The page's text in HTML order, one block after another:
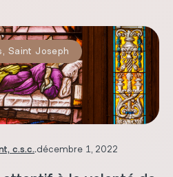
, Saint Joseph
c.s.c..décembre 1, 2022